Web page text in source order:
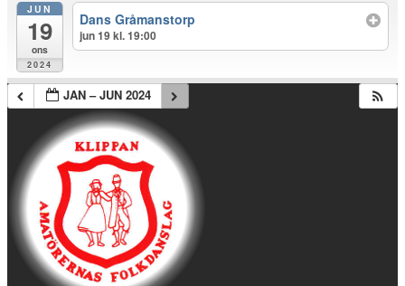
JUN
19
ons
2024
Dans Gråmanstorp
jun 19 kl. 19:00
JAN – JUN 2024